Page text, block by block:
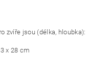
zvíře jsou (délka, hloubka):
x 28 cm